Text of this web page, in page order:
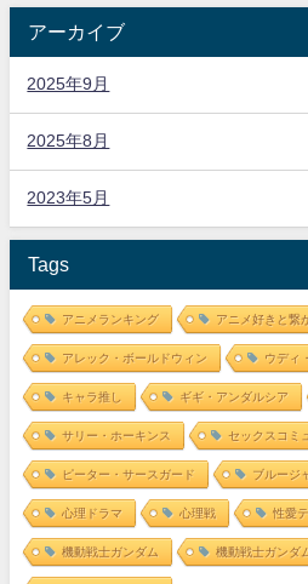
アーカイブ
2025年9月
2025年8月
2023年5月
Tags
アニメランキング アニメ好きと繋
アレック・ボールドウィン ウディ
キャラ推し ギギ・アンダルシア
サリー・ホーキンス セックスコミ
ピーター・サースガード ブルージ
心理ドラマ 心理戦 性愛
機動戦士ガンダム 機動戦士ガンダ